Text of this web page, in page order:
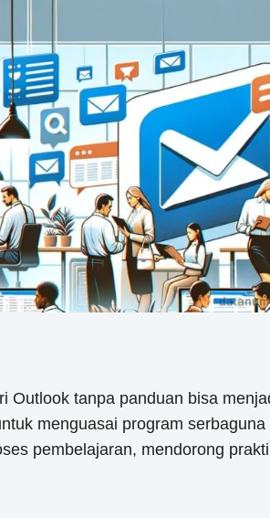
tanpa panduan bisa
menguasai program
pembelajaran, mendorong